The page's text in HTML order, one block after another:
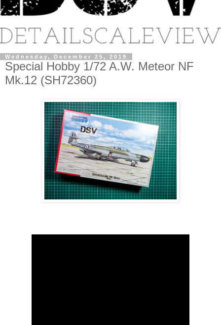
Wednesday, December 25, 2019
Special Hobby 1/72 A.W. Meteor NF
Mk.12 (SH72360)